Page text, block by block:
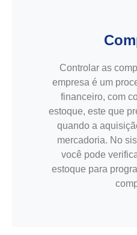
Controlar as
empresa é um
financeiro, com
estoque, este que
quando a
mercadoria. No
você pode
estoque para